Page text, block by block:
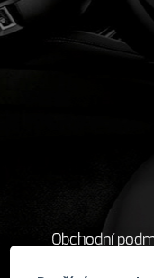
Obchodní